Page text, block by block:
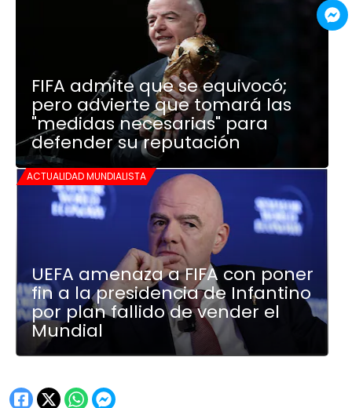
FIFA admite que se equivocó;
pero advierte que tomará las
"medidas necesarias" para
defender su reputación
ACTUALIDAD MUNDIALISTA
UEFA amenaza a FIFA con poner
fin a la presidencia de Infantino
por plan fallido de vender el
Mundial